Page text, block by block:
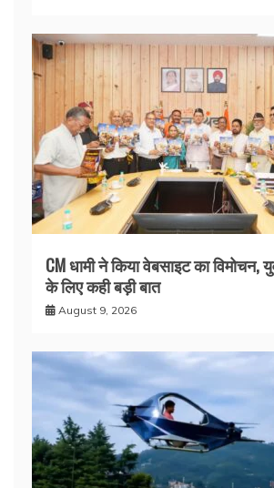
CM धामी ने किया वेबसाइट का
के लिए कही बड़ी बात
August 9, 2026